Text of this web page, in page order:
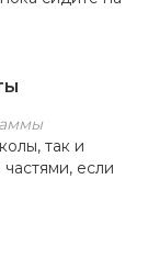
так и
если